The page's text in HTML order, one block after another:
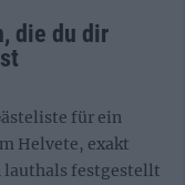
die du dir
für ein
Helvete, exakt
lauthals festgestellt